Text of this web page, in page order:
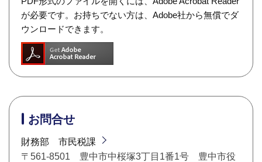
が必要です。お持ちでない方は、Adobe社から無償でダ
ウンロードできます。
お問合せ
財務部 市民税課
〒561-8501 豊中市中桜塚3丁目1番1号 豊中市役